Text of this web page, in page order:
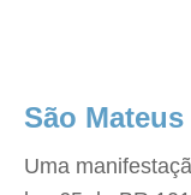
São Mateus
Uma